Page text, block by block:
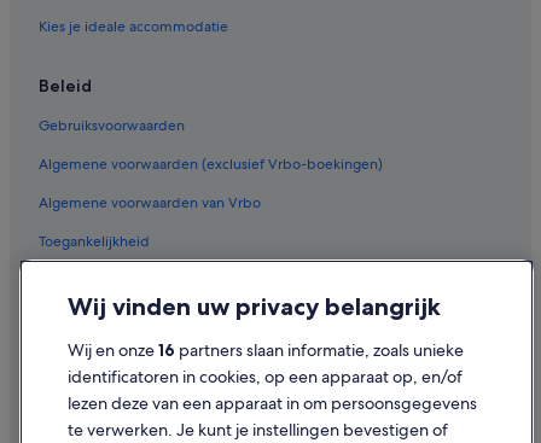
Kies je ideale accommodatie
Beleid
Gebruiksvoorwaarden
Algemene voorwaarden (exclusief Vrbo-boekingen)
Algemene voorwaarden van Vrbo
Toegankelijkheid
Cookies
Juridische informatie/Contact
Inhoudsrichtlijnen en inhoud rapporteren
Wij vinden uw privacy belangrijk
Wij en onze16 partners slaan informatie, zoals unieke
identificatoren in cookies, op een apparaat op, en/of
lezen deze van een apparaat in om persoonsgegevens
te verwerken. Je kunt je instellingen bevestigen of